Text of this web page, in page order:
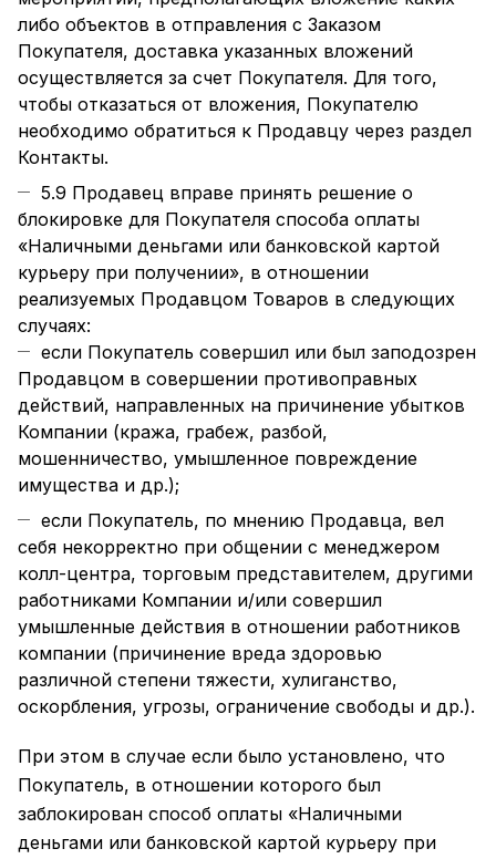
либо объектов в отправления с Заказом
Покупателя, доставка указанных вложений
осуществляется за счет Покупателя. Для того,
чтобы отказаться от вложения, Покупателю
необходимо обратиться к Продавцу через раздел
Контакты.
5.9 Продавец вправе принять решение о
блокировке для Покупателя способа оплаты
«Наличными деньгами или банковской картой
курьеру при получении», в отношении
реализуемых Продавцом Товаров в следующих
случаях:
если Покупатель совершил или был заподозрен
Продавцом в совершении противоправных
действий, направленных на причинение убытков
Компании (кража, грабеж, разбой,
мошенничество, умышленное повреждение
имущества и др.);
если Покупатель, по мнению Продавца, вел
себя некорректно при общении с менеджером
колл-центра, торговым представителем, другими
работниками Компании и/или совершил
умышленные действия в отношении работников
компании (причинение вреда здоровью
различной степени тяжести, хулиганство,
оскорбления, угрозы, ограничение свободы и др.).
При этом в случае если было установлено, что
Покупатель, в отношении которого был
заблокирован способ оплаты «Наличными
деньгами или банковской картой курьеру при